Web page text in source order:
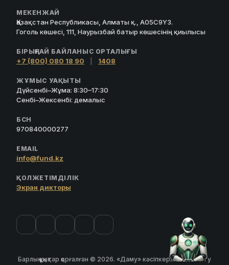
МЕКЕНЖАЙ
Қазақстан Республикасы, Алматы қ., A05C9Y3.
Гоголь көшесі, 111, Наурызбай батыр көшесінің қиылысы
БІРЫҢҒАЙ БАЙЛАНЫС ОРТАЛЫҒЫ
+7 (800) 080 18 90 1408
ЖҰМЫС УАҚЫТЫ
Дүйсенбі–Жұма: 8:30–17:30
Сенбі–Жексенбі: демалыс
БСН
970840000277
EMAIL
info@fund.kz
ҚОЛЖЕТІМДІЛІК
Экран дикторы
Барлық құқықтар қорғалған © 2026. «Даму» кәсіпкерлікті дамыту